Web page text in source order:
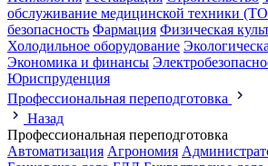
обслуживание медицинской техники
безопасность Фармация Физическая
Холодильное оборудование
Экономика и финансы
Юриспруденция
Профессиональная переподготовка
Назад
Профессиональная переподготовка
Автоматизация Агрономия